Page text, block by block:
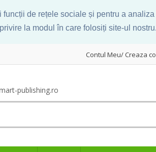
de rețele sociale și pentru a
la modul în care folosiți site-ul nostru.
Contul Meu/ Creaza
publishing.ro